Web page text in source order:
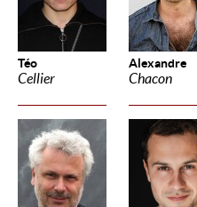
Téo
Cellier
Alexandre
Chacon